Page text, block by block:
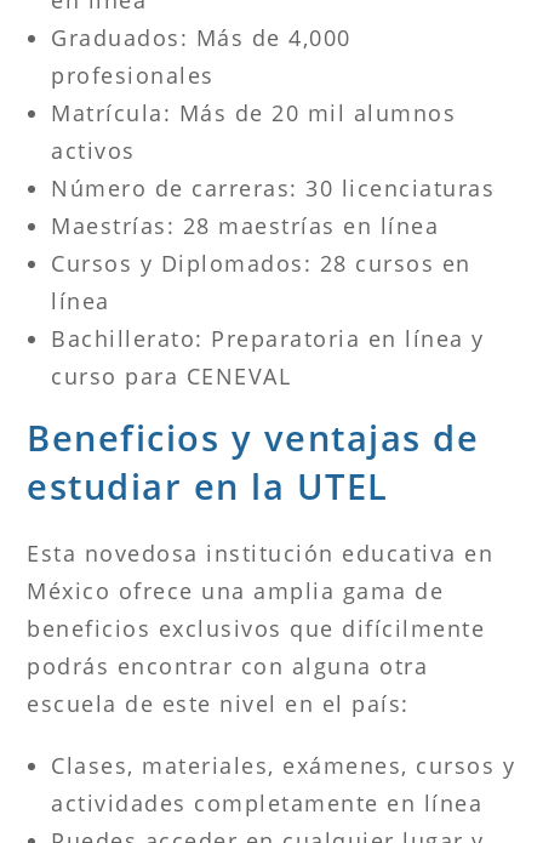
Graduados: Más de 4,000
profesionales
Matrícula: Más de 20 mil alumnos
activos
Número de carreras: 30 licenciaturas
Maestrías: 28 maestrías en línea
Cursos y Diplomados: 28 cursos en
línea
Bachillerato: Preparatoria en línea y
curso para CENEVAL
Beneficios y ventajas de
estudiar en la UTEL
Esta novedosa institución educativa en
México ofrece una amplia gama de
beneficios exclusivos que difícilmente
podrás encontrar con alguna otra
escuela de este nivel en el país:
Clases, materiales, exámenes, cursos y
actividades completamente en línea